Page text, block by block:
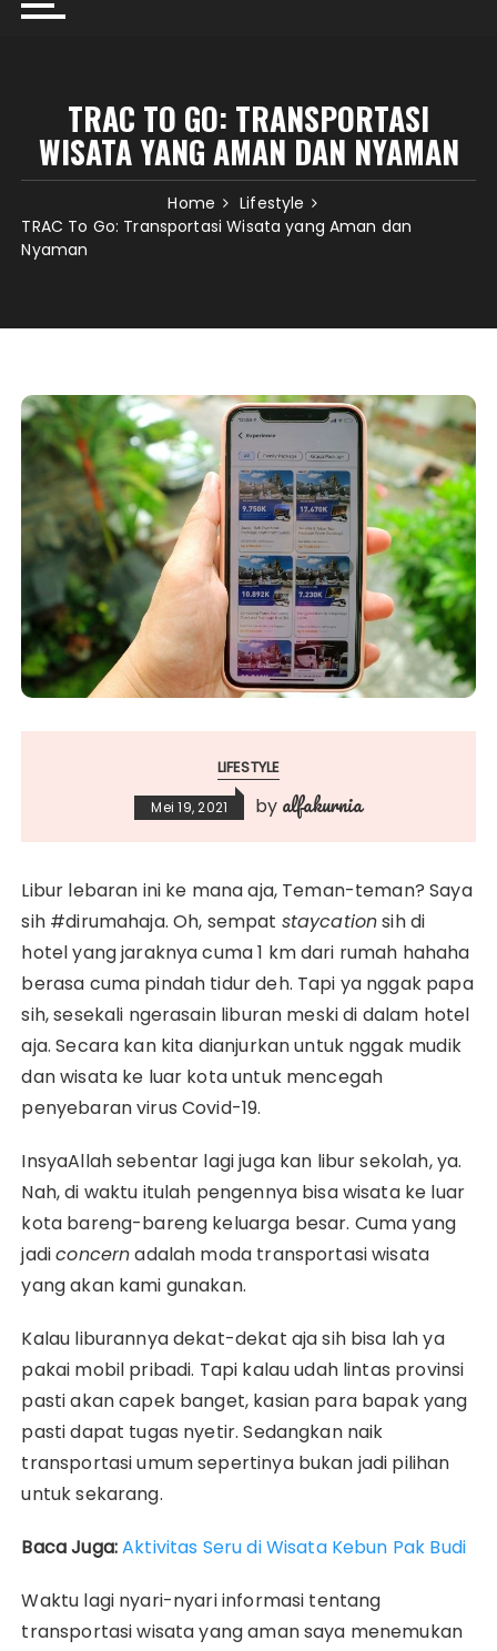
TRAC TO GO: TRANSPORTASI
WISATA YANG AMAN DAN NYAMAN
Home
Lifestyle
TRAC To Go: Transportasi Wisata yang Aman dan
Nyaman
LIFESTYLE
Mei 19, 2021 by alfakurnia
Libur lebaran ini ke mana aja, Teman-teman? Saya
sih #dirumahaja. Oh, sempat staycationsih di
hotel yang jaraknya cuma 1 km dari rumah hahaha
berasa cuma pindah tidur deh. Tapi ya nggak papa
sih, sesekali ngerasain liburan meski di dalam hotel
aja. Secara kan kita dianjurkan untuk nggak mudik
dan wisata ke luar kota untuk mencegah
penyebaran virus Covid-19.
InsyaAllah sebentar lagi juga kan libur sekolah, ya.
Nah, di waktu itulah pengennya bisa wisata ke luar
kota bareng-bareng keluarga besar. Cuma yang
jadiconcernadalah moda transportasi wisata
yang akan kami gunakan.
Kalau liburannya dekat-dekat aja sih bisa lah ya
pakai mobil pribadi. Tapi kalau udah lintas provinsi
pasti akan capek banget, kasian para bapak yang
pasti dapat tugas nyetir. Sedangkan naik
transportasi umum sepertinya bukan jadi pilihan
untuk sekarang.
Baca Juga:Aktivitas Seru di Wisata Kebun Pak Budi
Waktu lagi nyari-nyari informasi tentang
transportasi wisata yang aman saya menemukan